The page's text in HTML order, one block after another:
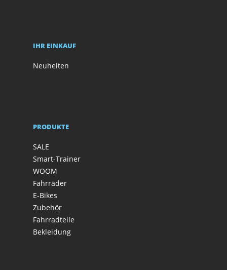
IHR EINKAUF
Neuheiten
PRODUKTE
SALE
Smart-Trainer
WOOM
Fahrräder
E-Bikes
Zubehör
Fahrradteile
Bekleidung